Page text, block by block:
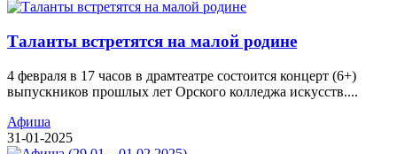
Таланты встретятся на малой родине
4 февраля в 17 часов в драмтеатре состоится концерт (6+)
выпускников прошлых лет Орского колледжа искусств....
Афиша
31-01-2025